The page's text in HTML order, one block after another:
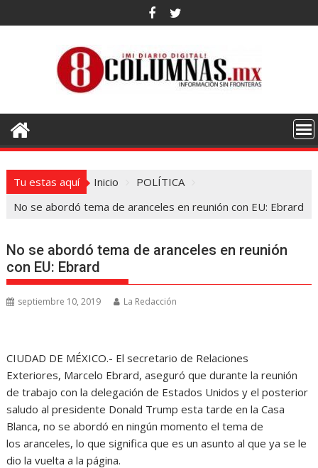
al
Tu estas aquí Inicio
POLÍTICA
No se abordó tema de aranceles en reunión con EU: Ebrard
No se abordó tema de aranceles en reunión
con EU: Ebrard
septiembre 10, 2019 La Redacción
CIUDAD DE MÉXICO.- El secretario de Relaciones
Exteriores, Marcelo Ebrard, aseguró que durante la reunión
de trabajo con la delegación de Estados Unidos y el posterior
saludo al presidente Donald Trump esta tarde en la Casa
Blanca, no se abordó en ningún momento el tema de
los aranceles, lo que significa que es un asunto al que ya se le
dio la vuelta a la página.